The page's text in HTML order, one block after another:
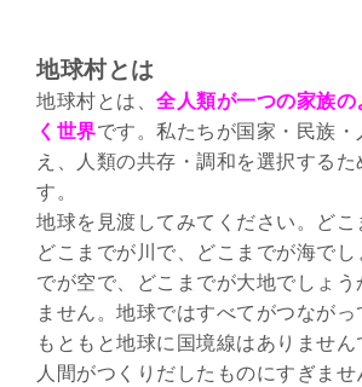
地球村とは
地球村とは、 全人類が一つの家族の
く世界です。私たちが国家・民族・
え、人類の共存・調和を選択する
す。
地球を見渡してみてください。どこ
どこまでが川で、どこまでが海でし
でが空で、どこまでが大地でしょう
ません。地球ではすべてがつながっ
もともと地球に国境線はありませ
人間がつくりだしたものにすぎませ